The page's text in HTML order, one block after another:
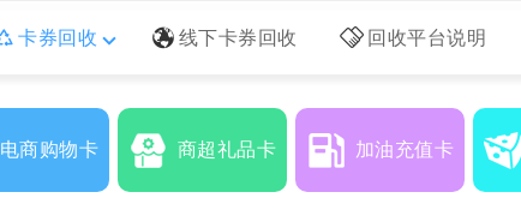
卡券回收 线下卡券回收 回收平台说明
电商购物卡 商超礼品卡 加油充值卡